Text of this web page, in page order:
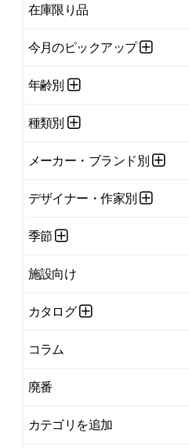
在庫限り品
今月のピックアップ
年齢別
種類別
メーカー・ブランド別
デザイナー・作家別
季節
施設向け
カタログ
コラム
廃番
カテゴリを追加